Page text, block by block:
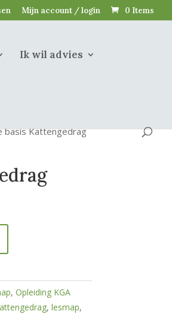
Mijn account / login 0 Items
Ik wil advies
basis Kattengedrag
, Opleiding KGA
, lesmap,